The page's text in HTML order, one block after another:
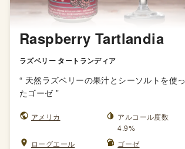
Raspberry Tartlandia
ラズベリー タートランディア
“ 天然ラズベリーの果汁とシーソルトを使っ
たゴーゼ”
アメリカ
アルコール度数
4.9%
ローグエール
ゴーゼ